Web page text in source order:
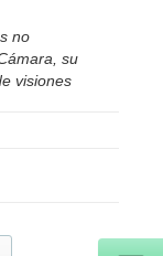
no
su
visiones